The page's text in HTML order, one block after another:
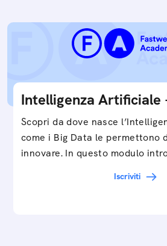
Intelligenza Artificiale
Scopri da dove nasce
come i Big Data le permettono
innovare. In questo modulo
Iscriviti